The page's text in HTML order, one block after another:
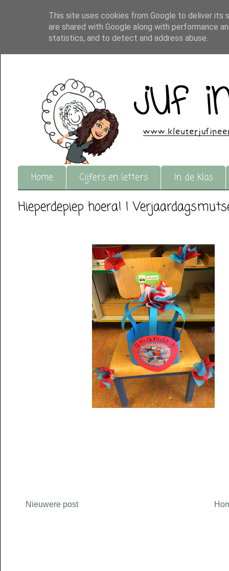
Home Cijfers en letters In de klas
Hieperdepiep hoera! |
Nieuwere post
This site uses cookies from Google to deliver its
are shared with Google along with performance
statistics, and to detect and address abuse.